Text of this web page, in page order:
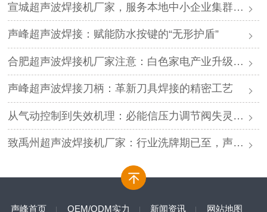
宣城超声波焊接机厂家，服务本地中小企业集群，声峰ODM贴牌助您轻装上阵
声峰超声波焊接：赋能防水按键的“无形护盾”
合肥超声波焊接机厂家注意：白色家电产业升级，声峰源头工厂诚邀加盟
声峰超声波焊接刀柄：革新刀具焊接的精密工艺
从气动控制到失效机理：必能信压力调节阀失灵的深度解析与专业修复
致禹州超声波焊接机厂家：行业洗牌期已至，声峰源头工厂邀您抱团取暖
声峰首页 OEM/ODM实力 新闻资讯 网站地图